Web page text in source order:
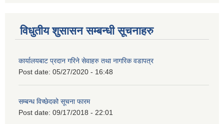
विधुतीय शुसासन सम्बन्धी सूचनाहरु
कार्यालयबाट प्रदान गरिने सेवाहरु तथा नागरिक वडापत्र
Post date: 05/27/2020 - 16:48
सम्बन्ध विच्छेदको सूचना फारम
Post date: 09/17/2018 - 22:01